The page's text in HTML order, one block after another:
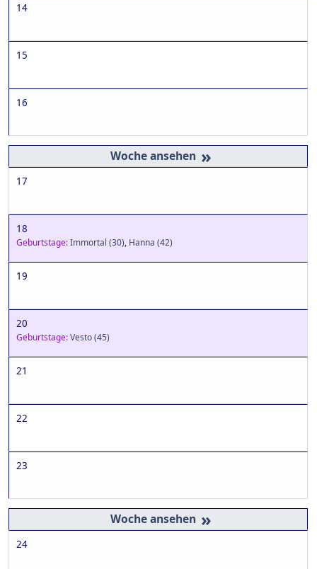
14
15
16
»
17
18
Geburtstage:Immortal (30), Hanna (42)
19
20
Geburtstage:Vesto(45)
21
22
23
»
24